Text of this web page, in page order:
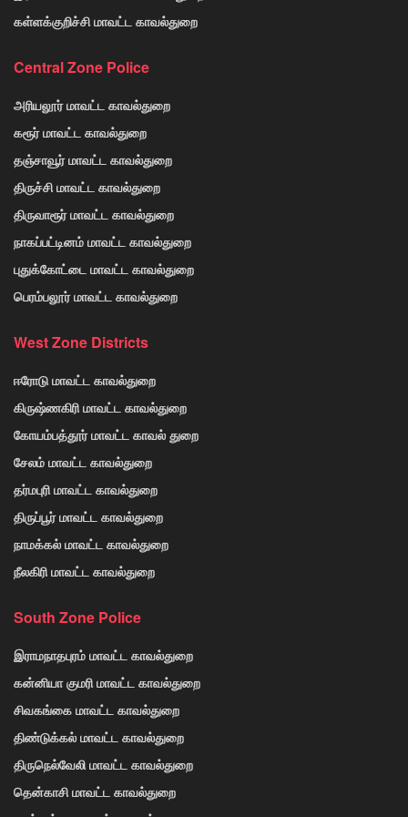
கள்ளக்குறிச்சி மாவட்ட காவல்துறை
Central Zone Police
அரியலூர் மாவட்ட காவல்துறை
கரூர் மாவட்ட காவல்துறை
தஞ்சாவூர் மாவட்ட காவல்துறை
திருச்சி மாவட்ட காவல்துறை
திருவாரூர் மாவட்ட காவல்துறை
நாகப்பட்டினம் மாவட்ட காவல்துறை
புதுக்கோட்டை மாவட்ட காவல்துறை
பெரம்பலூர் மாவட்ட காவல்துறை
West Zone Districts
ஈரோடு மாவட்ட காவல்துறை
கிருஷ்ணகிரி மாவட்ட காவல்துறை
கோயம்பத்தூர் மாவட்ட காவல் துறை
சேலம் மாவட்ட காவல்துறை
தர்மபுரி மாவட்ட காவல்துறை
திருப்பூர் மாவட்ட காவல்துறை
நாமக்கல் மாவட்ட காவல்துறை
நீலகிரி மாவட்ட காவல்துறை
South Zone Police
இராமநாதபுரம் மாவட்ட காவல்துறை
கன்னியா குமரி மாவட்ட காவல்துறை
சிவகங்கை மாவட்ட காவல்துறை
திண்டுக்கல் மாவட்ட காவல்துறை
திருநெல்வேலி மாவட்ட காவல்துறை
தென்காசி மாவட்ட காவல்துறை